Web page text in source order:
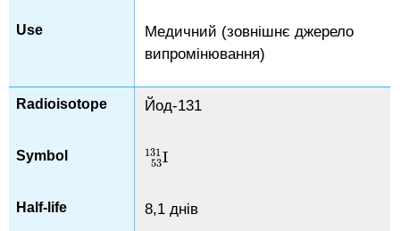
Медичний (зовнішнє джерело
випромінювання)
Йод-131
I
53
131
I53131
8,1 днів